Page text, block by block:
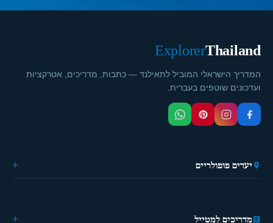
Thailand
Explorer
המדריך הישראלי המוביל לתאילנד — כתבות, מדריכים, אטרקציות
ועדכונים שוטפים בעברית.
יעדים פופולריים
🎭 פאטייה
מדריכים למטייל